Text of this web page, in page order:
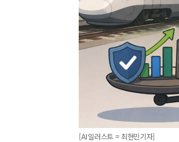
[AI일러스트 = 최현민기자]